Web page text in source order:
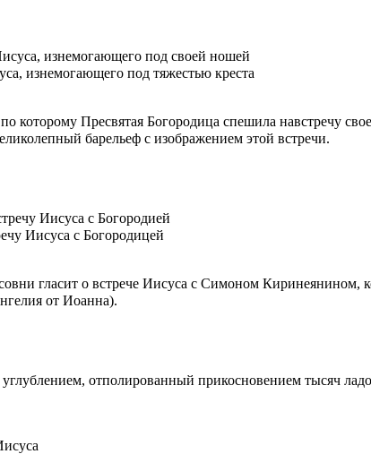
изнемогающего под тяжестью креста
которому Пресвятая Богородица спешила навстречу
барельеф с изображением этой встречи.
Иисуса с Богородицей
гласит о встрече Иисуса с Симоном Киринеянином,
от Иоанна).
отполированный прикосновением тысяч